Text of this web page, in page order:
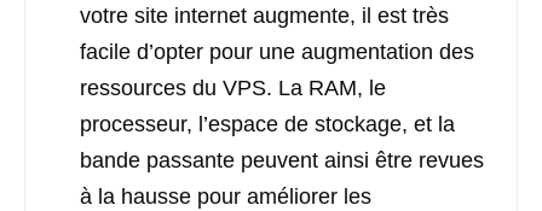
votre site internet augmente, il est très
facile d’opter pour une augmentation des
ressources du VPS. La RAM, le
processeur, l’espace de stockage, et la
bande passante peuvent ainsi être revues
à la hausse pour améliorer les